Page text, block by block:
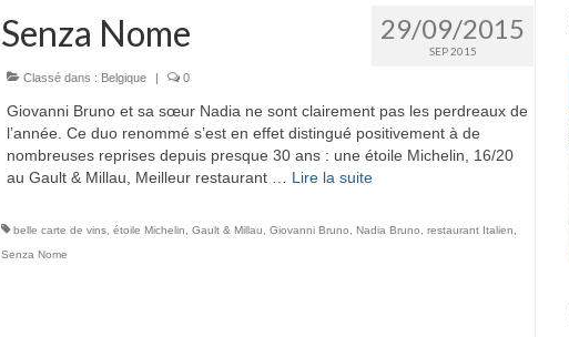
29/09/2015
SEP 2015
Senza Nome
Classé dans : Belgique | 0
Giovanni Bruno et sa sœur Nadia ne sont clairement pas les perdreaux de
l’année. Ce duo renommé s’est en effet distingué positivement à de
nombreuses reprises depuis presque 30 ans : une étoile Michelin, 16/20
au Gault & Millau, Meilleur restaurant … Lire la suite­­
belle carte de vins, étoile Michelin Gault & Millau Giovanni Bruno Nadia Bruno restaurant Italien
Senza Nome